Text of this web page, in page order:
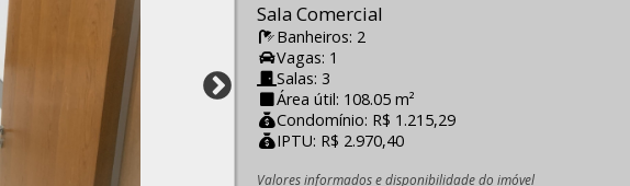
Sala Comercial
Banheiros: 2
Vagas: 1
Salas: 3
Área útil: 108.05 m²
Condomínio: R$ 1.215,29
IPTU: R$ 2.970,40
Valores informados e disponibilidade do imóvel